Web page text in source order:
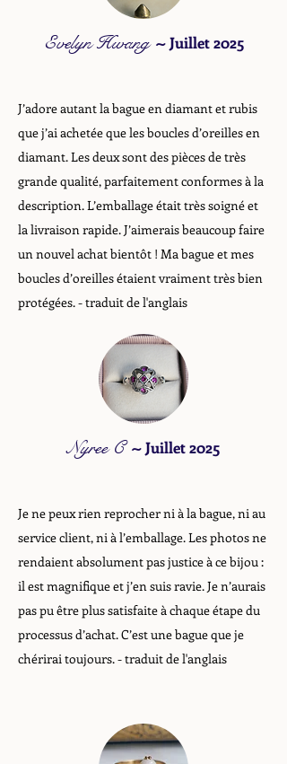
Evelyn Hwang ~Juillet 2025
J’adore autant la bague en diamant et rubis
que j’ai achetée que les boucles d’oreilles en
diamant. Les deux sont des pièces de très
grande qualité, parfaitement conformes à la
description. L’emballage était très soigné et
la livraison rapide. J’aimerais beaucoup faire
un nouvel achat bientôt ! Ma bague et mes
boucles d’oreilles étaient vraiment très bien
protégées. - traduit de l'anglais
Nyree C ~Juillet 2025
Je ne peux rien reprocher ni à la bague, ni au
service client, ni à l’emballage. Les photos ne
rendaient absolument pas justice à ce bijou :
il est magnifique et j’en suis ravie. Je n’aurais
pas pu être plus satisfaite à chaque étape du
processus d’achat. C’est une bague que je
chérirai toujours.- traduit de l'anglais